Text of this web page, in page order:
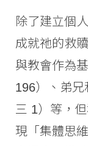
除了建立個
成就祂的救
與教會作為
196）、弟
三 1）等，
現「集體思